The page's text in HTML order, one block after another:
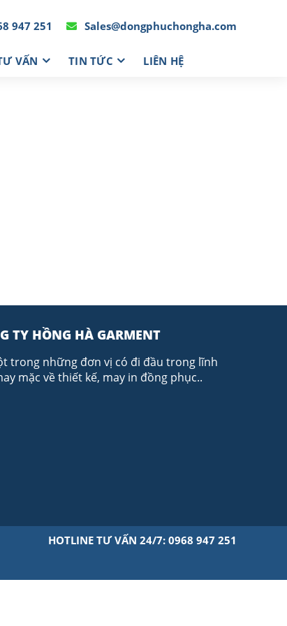
947 251 Sales@dongphuchongha.com
VẤN TIN TỨC LIÊN HỆ
TY HỒNG HÀ GARMENT
trong những đơn vị có đi đầu trong lĩnh
mặc về thiết kế, may in đồng phục..
HOTLINE TƯ VẤN 24/7: 0968 947 251